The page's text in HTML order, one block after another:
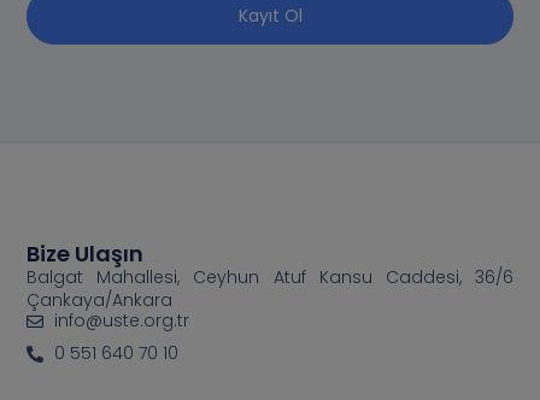
Kayıt Ol
Bize Ulaşın
Balgat Mahallesi, Ceyhun Atuf Kansu Caddesi, 36/6
Çankaya/Ankara
info@uste.org.tr
0 551 640 70 10